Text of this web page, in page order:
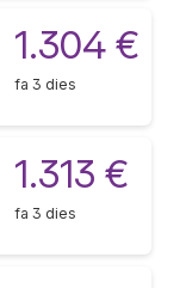
1.304 €
fa 3 dies
1.313 €
fa 3 dies